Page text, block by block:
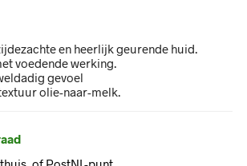
en heerlijk geurende huid.
voedende werking.
gevoel
olie-naar-melk.